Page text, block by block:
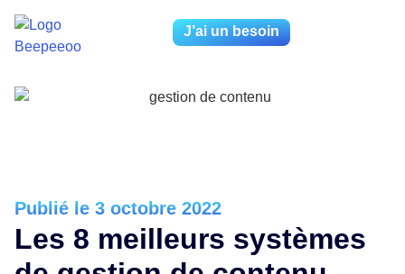
J’ai un besoin
Publié le 3 octobre 2022
Les 8 meilleurs systèmes